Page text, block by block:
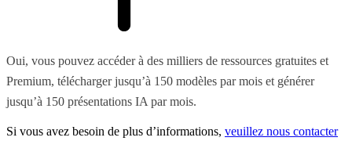
Oui, vous pouvez accéder à des milliers de ressources gratuites et
Premium, télécharger jusqu’à 150 modèles par mois et générer
jusqu’à 150 présentations IA par mois.
Si vous avez besoin de plus d’informations, veuillez nous contacter